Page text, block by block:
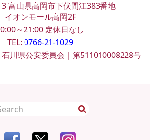
富山県高岡市下伏間江383番地
イオンモール高岡2F
～21:00 定休日なし
TEL: 0766-21-1029
川県公安委員会｜第511010008228号